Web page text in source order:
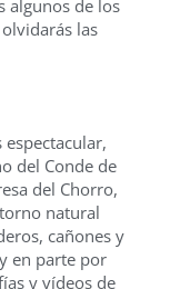
algunos de los
las
espectacular,
del Conde de
del Chorro,
natural
cañones y
en parte por
y vídeos de